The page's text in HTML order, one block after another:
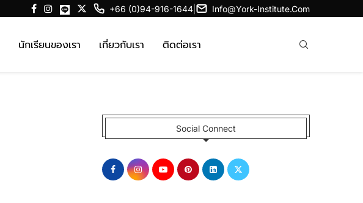
+66 (0)94-916-1644 Info@york-Institute.com
นักเรียนของเรา เกี่ยวกับเรา ติดต่อเรา
Social Connect